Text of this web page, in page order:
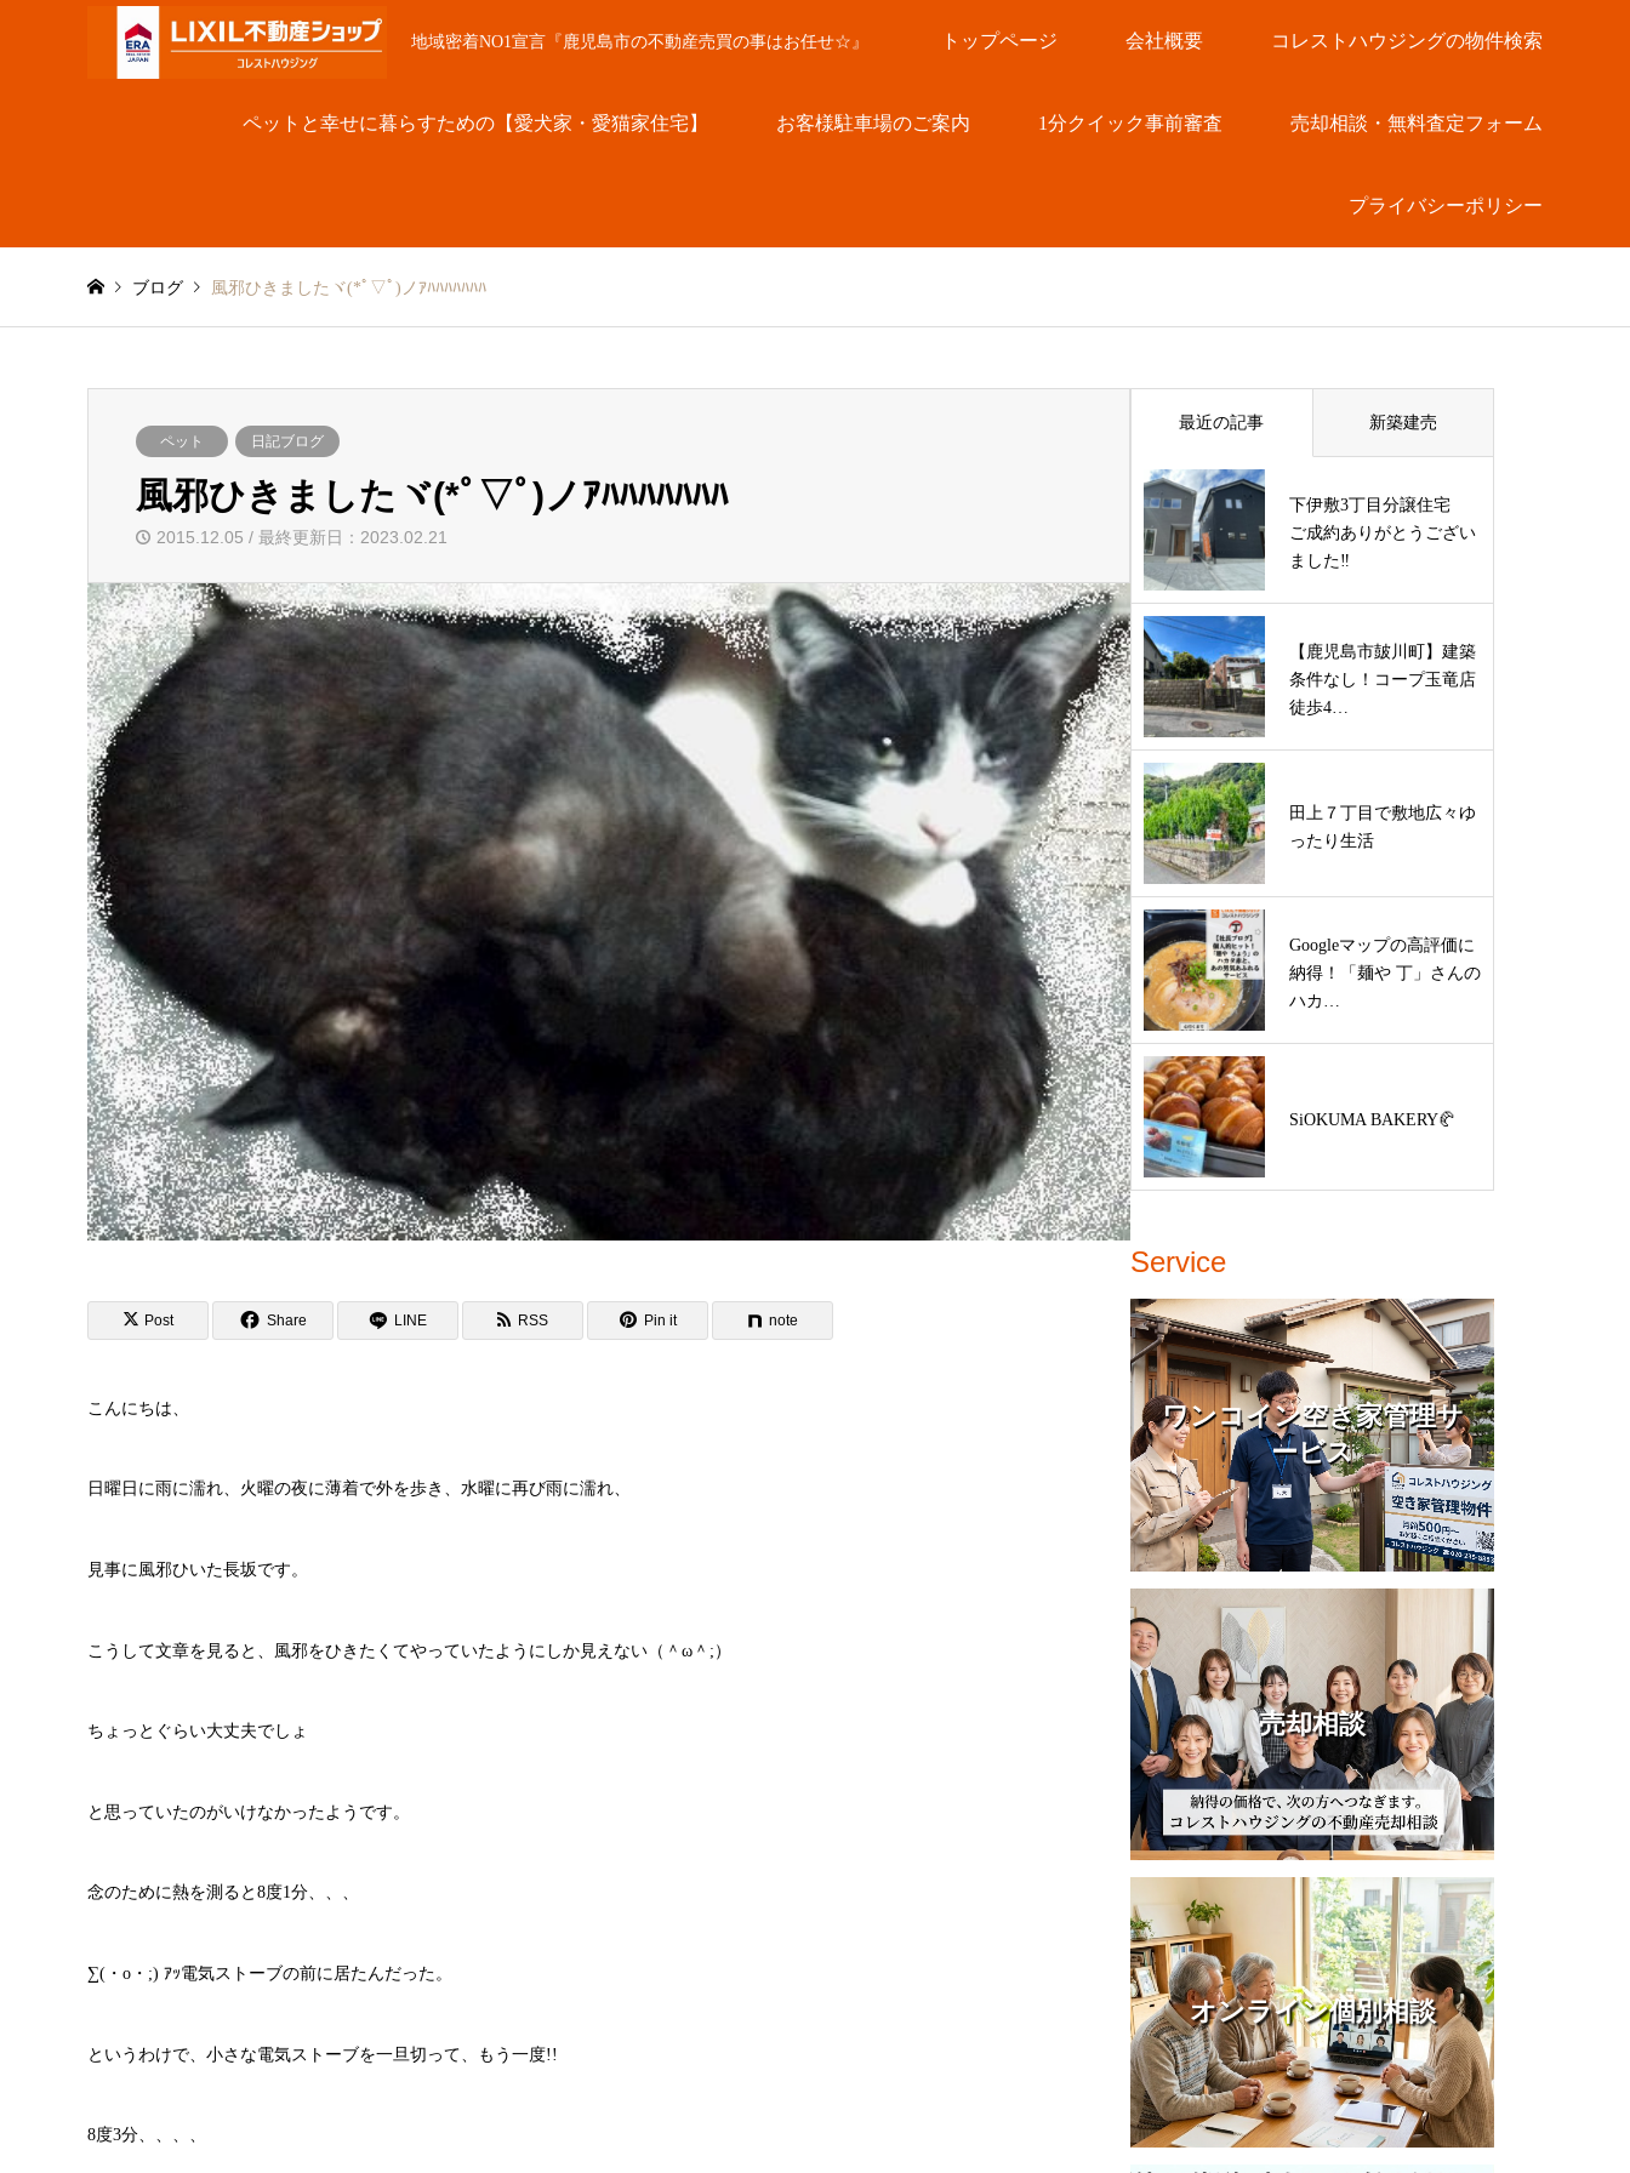
地域密着NO1宣言『鹿児島市の不動産売買の事はお任せ☆』 トップページ 会社概要 コレストハウジングの物件検索
ペットと幸せに暮らすための【愛犬家・愛猫家住宅】 お客様駐車場のご案内 1分クイック事前審査 売却相談・無料査定フォーム
プライバシーポリシー
ブログ 風邪ひきましたヾ(*ﾟ▽ﾟ)ノｱﾊﾊﾊﾊﾊﾊﾊ
ペット 日記ブログ
風邪ひきましたヾ(*ﾟ▽ﾟ)ノｱﾊﾊﾊﾊﾊﾊﾊ
2015.12.05 / 最終更新日：2023.02.21
Post Share LINE RSS Pin it note
こんにちは、
日曜日に雨に濡れ、火曜の夜に薄着で外を歩き、水曜に再び雨に濡れ、
見事に風邪ひいた長坂です。
こうして文章を見ると、風邪をひきたくてやっていたようにしか見えない（＾ω＾;）
ちょっとぐらい大丈夫でしょ
と思っていたのがいけなかったようです。
念のために熱を測ると8度1分、、、
∑(・o・;) ｱｯ電気ストーブの前に居たんだった。
というわけで、小さな電気ストーブを一旦切って、もう一度!!
8度3分、、、、
最近の記事 新築建売
下伊敷3丁目分譲住宅
ご成約ありがとうござい
ました‼
【鹿児島市皷川町】建築
条件なし！コープ玉竜店
徒歩4…
田上７丁目で敷地広々ゆ
ったり生活
Googleマップの高評価に
納得！「麺や 丁」さんの
ハカ…
SiOKUMA BAKERY🥐
Service
ワンコイン空き家管理サ
ービス
売却相談
オンライン個別相談